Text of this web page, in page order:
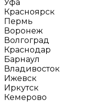
Уфа
Красноярск
Пермь
Воронеж
Волгоград
Краснодар
Барнаул
Владивосток
Ижевск
Иркутск
Кемерово